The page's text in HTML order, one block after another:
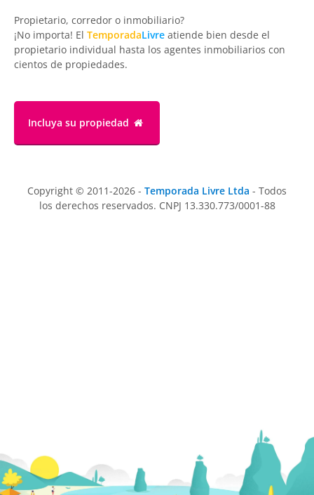
Propietario, corredor o inmobiliario?
¡No importa! El TemporadaLivre atiende bien desde el
propietario individual hasta los agentes inmobiliarios con
cientos de propiedades.
Incluya su propiedad
Copyright © 2011-2026 - Temporada Livre Ltda - Todos
los derechos reservados. CNPJ 13.330.773/0001-88